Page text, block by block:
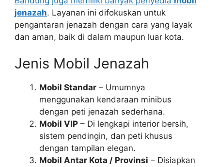
jenazah. Layanan ini difokuskan untuk
pengantaran jenazah dengan cara yang layak
dan aman, baik di dalam maupun luar kota.
Jenis Mobil Jenazah
Mobil Standar – Umumnya
menggunakan kendaraan minibus
dengan peti jenazah sederhana.
Mobil VIP – Di lengkapi interior bersih,
sistem pendingin, dan peti khusus
dengan tampilan elegan.
Mobil Antar Kota / Provinsi – Disiapkan